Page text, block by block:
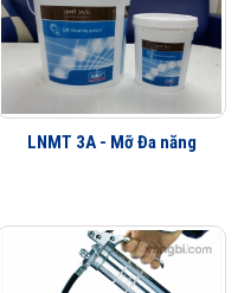
LNMT 3A - Mỡ Đa năng